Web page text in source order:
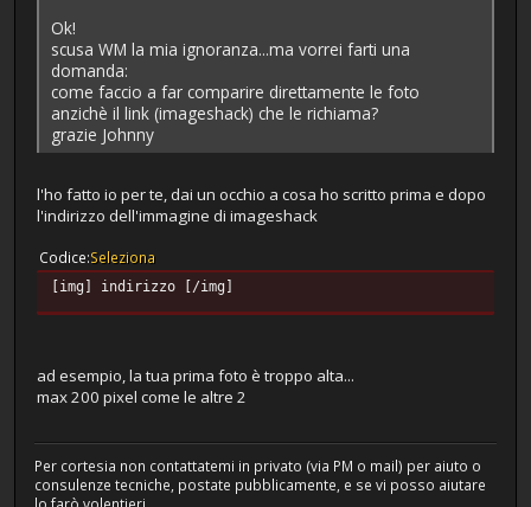
Ok!
scusa WM la mia ignoranza...ma vorrei farti una
domanda:
come faccio a far comparire direttamente le foto
anzichè il link (imageshack) che le richiama?
grazie Johnny
l'ho fatto io per te, dai un occhio a cosa ho scritto prima e dopo
l'indirizzo dell'immagine di imageshack
Codice Seleziona
[img] indirizzo [/img]
ad esempio, la tua prima foto è troppo alta...
max 200 pixel come le altre 2
Per cortesia non contattatemi in privato (via PM o mail) per aiuto o
consulenze tecniche, postate pubblicamente, e se vi posso aiutare